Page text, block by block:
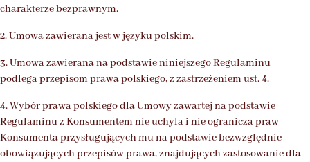
charakterze bezprawnym.
2. Umowa zawierana jest w języku polskim.
3. Umowa zawierana na podstawie niniejszego Regulaminu
podlega przepisom prawa polskiego, z zastrzeżeniem ust. 4.
4. Wybór prawa polskiego dla Umowy zawartej na podstawie
Regulaminu z Konsumentem nie uchyla i nie ogranicza praw
Konsumenta przysługujących mu na podstawie bezwzględnie
obowiązujących przepisów prawa, znajdujących zastosowanie dla